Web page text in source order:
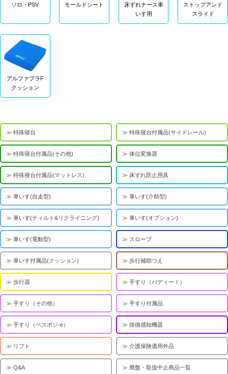
ソロ・PSV モールドシート
床ずれナース車
いす用
ストップアンド
スライド
アルファプラF
クッション
特殊寝台 特殊寝台付属品(サイドレール)
特殊寝台付属品(その他) 体位変換器
特殊寝台付属品(マットレス) 床ずれ防止用具
車いす(自走型) 車いす(介助型)
車いす(ティルト&リクライニング) 車いす(オプション)
車いす(電動型) スロープ
車いす付属品(クッション) 歩行補助つえ
歩行器 手すり（バディーⅠ）
手すり（その他） 手すり付属品
手すり（ベスポジ-e） 徘徊感知機器
リフト 介護保険適用外品
Q&A 廃盤・取扱中止商品一覧